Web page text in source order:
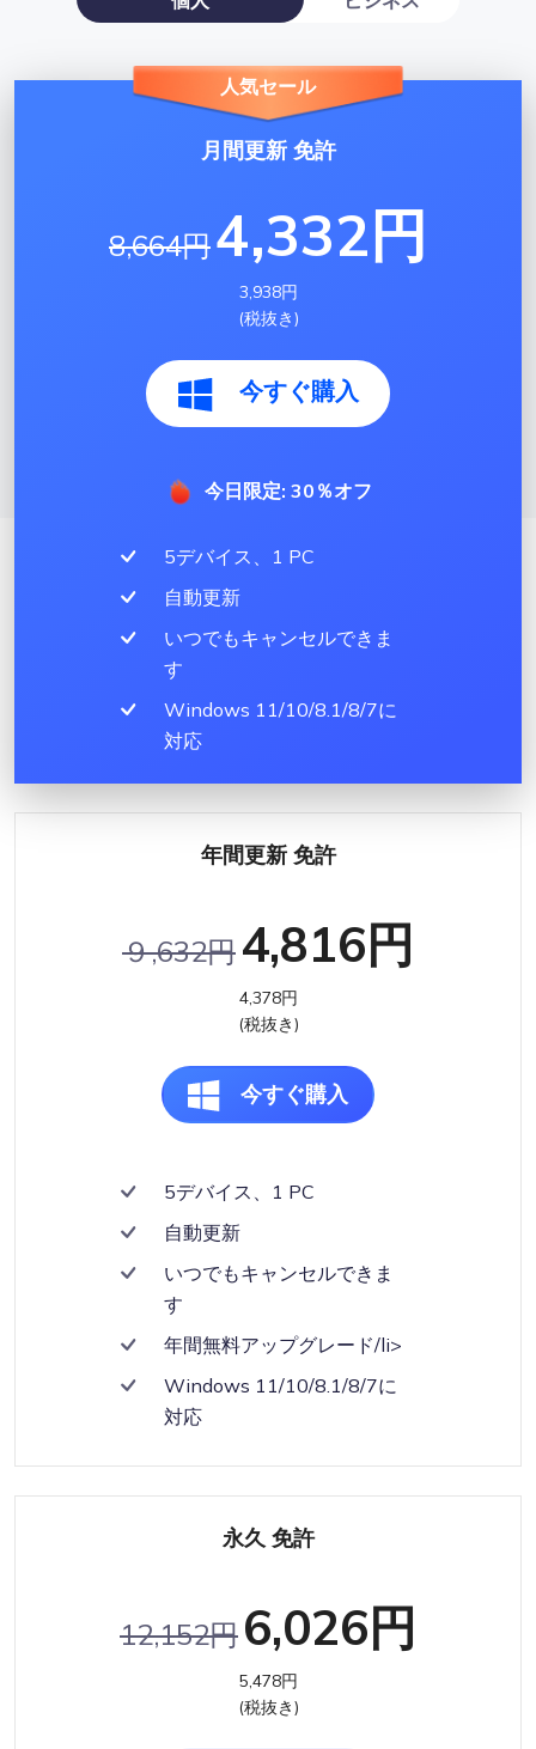
人気セール
月間更新 免許
8,664円4,332円
3,938円
(税抜き)
今すぐ購入
今日限定: 30％オフ
5デバイス、1 PC
自動更新
いつでもキャンセルできま
す
Windows 11/10/8.1/8/7に
対応
年間更新 免許
９,632円 4,816円
4,378円
(税抜き)
今すぐ購入
5デバイス、1 PC
自動更新
いつでもキャンセルできま
す
年間無料アップグレード/li>
Windows 11/10/8.1/8/7に
対応
永久 免許
12,152円 6,026円
5,478円
(税抜き)